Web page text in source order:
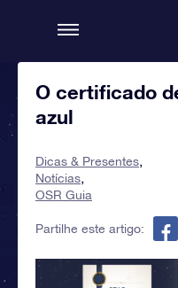
O certificado
azul
Dicas & Presentes
Notícias
OSR Guia
Partilhe este artigo: